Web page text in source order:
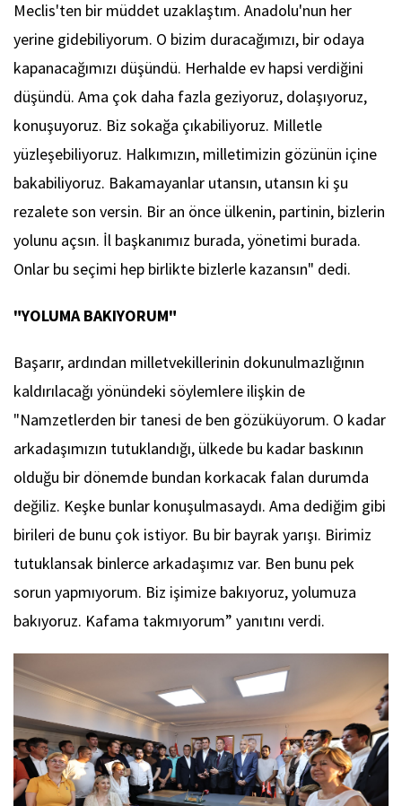
Meclis'ten bir müddet uzaklaştım. Anadolu'nun her
yerine gidebiliyorum. O bizim duracağımızı, bir odaya
kapanacağımızı düşündü. Herhalde ev hapsi verdiğini
düşündü. Ama çok daha fazla geziyoruz, dolaşıyoruz,
konuşuyoruz. Biz sokağa çıkabiliyoruz. Milletle
yüzleşebiliyoruz. Halkımızın, milletimizin gözünün içine
bakabiliyoruz. Bakamayanlar utansın, utansın ki şu
rezalete son versin. Bir an önce ülkenin, partinin, bizlerin
yolunu açsın. İl başkanımız burada, yönetimi burada.
Onlar bu seçimi hep birlikte bizlerle kazansın" dedi.
"YOLUMA BAKIYORUM"
Başarır, ardından milletvekillerinin dokunulmazlığının
kaldırılacağı yönündeki söylemlere ilişkin de
"Namzetlerden bir tanesi de ben gözüküyorum. O kadar
arkadaşımızın tutuklandığı, ülkede bu kadar baskının
olduğu bir dönemde bundan korkacak falan durumda
değiliz. Keşke bunlar konuşulmasaydı. Ama dediğim gibi
birileri de bunu çok istiyor. Bu bir bayrak yarışı. Birimiz
tutuklansak binlerce arkadaşımız var. Ben bunu pek
sorun yapmıyorum. Biz işimize bakıyoruz, yolumuza
bakıyoruz. Kafama takmıyorum” yanıtını verdi.